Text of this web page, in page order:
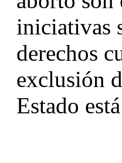
iniciativas
derechos
exclusión
Estado